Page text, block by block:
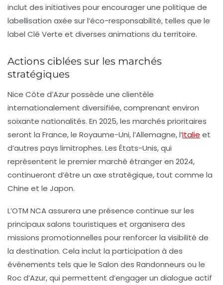
inclut des initiatives pour encourager une politique de
labellisation axée sur l’éco-responsabilité, telles que le
label Clé Verte et diverses animations du territoire.
Actions ciblées sur les marchés
stratégiques
Nice Côte d’Azur possède une clientèle
internationalement diversifiée, comprenant environ
soixante nationalités. En 2025, les marchés prioritaires
seront la France, le Royaume-Uni, l’Allemagne, l’Italie et
d’autres pays limitrophes. Les États-Unis, qui
représentent le premier marché étranger en 2024,
continueront d’être un axe stratégique, tout comme la
Chine et le Japon.
L’OTM NCA assurera une présence continue sur les
principaux salons touristiques et organisera des
missions promotionnelles pour renforcer la visibilité de
la destination. Cela inclut la participation à des
événements tels que le Salon des Randonneurs ou le
Roc d’Azur, qui permettent d’engager un dialogue actif